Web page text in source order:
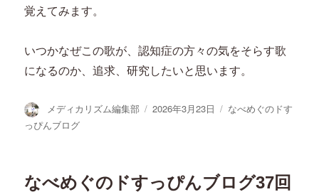
覚えてみます。
いつかなぜこの歌が、認知症の方々の気をそらす歌
になるのか、追求、研究したいと思います。
投
稿
メディカリズム編集部
投
2026年3月23日
カ
なべめぐのドす
っぴんブログ
なべめぐのドすっぴんブログ37回